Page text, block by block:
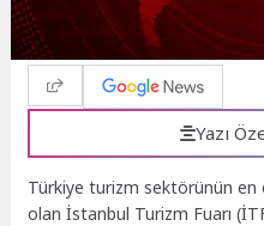
Yazı
Türkiye turizm sektörünün en
olan İstanbul Turizm Fuarı